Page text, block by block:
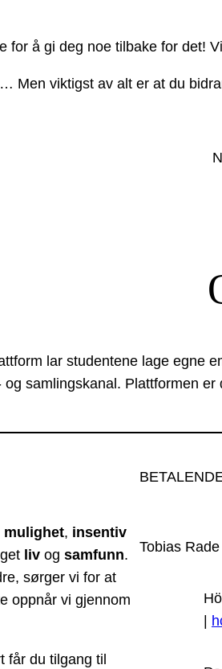
for å gi deg noe tilbake for det!
… Men viktigst av alt er at du
lar studentene lage egne
og samlingskanal. Plattformen
mulighet, insentiv
liv og samfunn.
sørger vi for at
oppnår vi gjennom
får du tilgang til
Tobias
|